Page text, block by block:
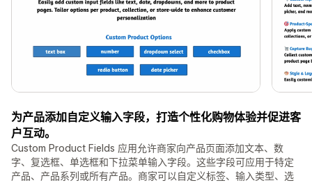
为产品添加自定义输入字段，打造个性化购物体验并促进客
户互动。
Custom Product Fields 应用允许商家向产品页面添加文本、数
字、复选框、单选框和下拉菜单输入字段。这些字段可应用于特定
产品、产品系列或所有产品。商家可以自定义标签、输入类型、选